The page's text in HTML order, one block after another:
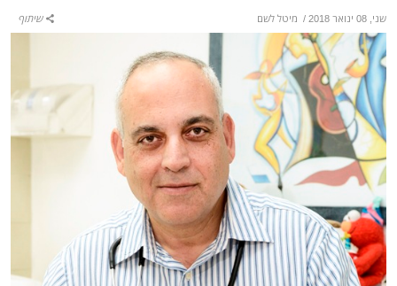
שני, 08 ינואר 2018 / מיטל לשם שיתוף